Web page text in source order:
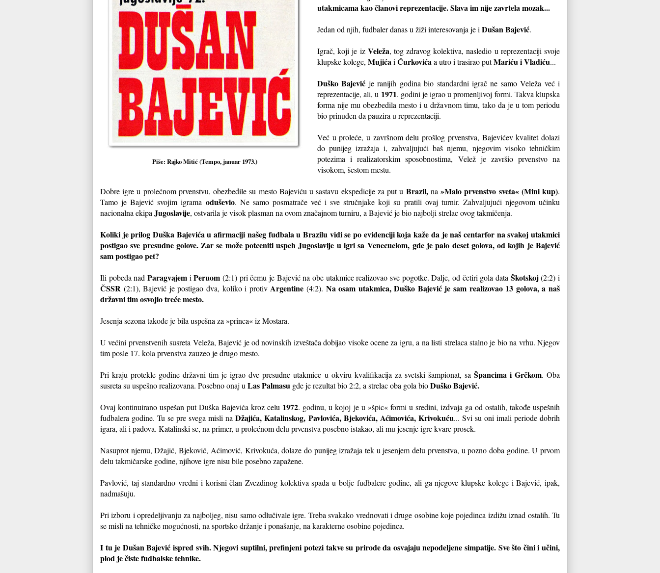
Piše: Rajko Mitić (Tempo, januar 1973.)
utakmicama kao članovi reprezentacije. Slava im nije zavrtela mozak...
Jedan od njih, fudbaler danas u žiži interesovanja je i Dušan Bajević.
Igrač, koji je iz Veleža, tog zdravog kolektiva, nasledio u reprezentaciji svoje
klupske kolege, Mujića i Ćurkovića a utro i trasirao putMariću i Vladiću...
Duško Bajević je ranijih godina bio standardni igrač ne samo Veleža već i
reprezentacije, ali, u 1971. godini je igrao u promenljivoj formi. Takva klupska
forma nije mu obezbedila mesto i u državnom timu, tako da je u tom periodu
bio prinuđen da pauzira u reprezentaciji.
Već u proleće, u završnom delu prošlog prvenstva, Bajevićev kvalitet dolazi
do punijeg izražaja i, zahvaljujući baš njemu, njegovim visoko tehničkim
potezima i realizatorskim sposobnostima, Velež je završio prvenstvo na
visokom, šestom mestu.
Dobre igre u prolećnom prvenstvu, obezbedile su mesto Bajeviću u sastavu ekspedicije za put u Brazil,na»Malo prvenstvo sveta« (Mini kup).
Tamo je Bajević svojim igrama oduševio. Ne samo posmatrače već i sve stručnjake koji su pratili ovaj turnir. Zahvaljujući njegovom učinku
nacionalna ekipa Jugoslavije, ostvarila je visok plasman na ovom značajnom turniru, a Bajević je bio najbolji strelac ovog takmičenja.
Koliki je prilog Duška Bajevića u afirmaciji našeg fudbala u Brazilu vidi se po evidenciji koja kaže da je naš centarfor na svakoj utakmici
postigao sve presudne golove. Zar se može potceniti uspeh Jugoslavije u igri sa Venecuelom, gde je palo deset golova, od kojih je Bajević
sam postigao pet?
Ili pobeda nad Paragvajem iPeruom (2:1) pri čemu je Bajević na obe utakmice realizovao sve pogotke. Dalje, od četiri gola data Škotskoj(2:2) i
ČSSR (2:1), Bajević je postigao dva, koliko i protivArgentine (4:2). Na osam utakmica, Duško Bajević je sam realizovao 13 golova, a naš
državni tim osvojio treće mesto.
Jesenja sezona takođe je bila uspešna za »princa« iz Mostara.
U većini prvenstvenih susreta Veleža, Bajević je od novinskih izveštača dobijao visoke ocene za igru, a na listi strelaca stalno je bio na vrhu. Njegov
tim posle 17. kola prvenstva zauzeo je drugo mesto.
Pri kraju protekle godine državni tim je igrao dve presudne utakmice u okviru kvalifikacija za svetski šampionat, sa Špancima i Grčkom. Oba
susreta su uspešno realizovana. Posebno onaj u Las Palmasu gde je rezultat bio 2:2, a strelac oba gola bioDuško Bajević.
Ovaj kontinuirano uspešan put Duška Bajevića kroz celu 1972. godinu, u kojoj je u »špic« formi u sredini, izdvaja ga od ostalih, takođe uspešnih
fudbalera godine. Tu se pre svega misli naDžajića, Katalinskog, Pavlovića, Bjekovića, Aćimovića, Krivokuću... Svi su oni imali periode dobrih
igara, ali i padova. Katalinski se, na primer, u prolećnom delu prvenstva posebno istakao, ali mu jesenje igre kvare prosek.
Nasuprot njemu, Džajić, Bjeković, Aćimović, Krivokuća, dolaze do punijeg izražaja tek u jesenjem delu prvenstva, u pozno doba godine. U prvom
delu takmičarske godine, njihove igre nisu bile posebno zapažene.
Pavlović, taj standardno vredni i korisni član Zvezdinog kolektiva spada u bolje fudbalere godine, ali ga njegove klupske kolege i Bajević, ipak,
nadmašuju.
Pri izboru i opredeljivanju za najboljeg, nisu samo odlučivale igre. Treba svakako vrednovati i druge osobine koje pojedinca izdižu iznad ostalih. Tu
se misli na tehničke mogućnosti, na sportsko držanje i ponašanje, na karakterne osobine pojedinca.
I tu je Dušan Bajević ispred svih. Njegovi suptilni, prefinjeni potezi takve su prirode da osvajaju nepodeljene simpatije. Sve što čini i učini,
plod je čiste fudbalske tehnike.